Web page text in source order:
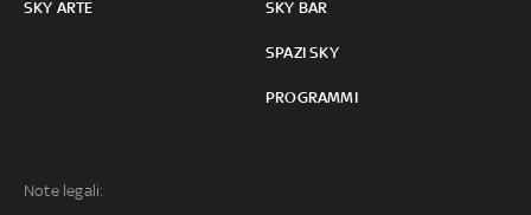
SKY ARTE SKY BAR
SPAZI SKY
PROGRAMMI
Note legali: